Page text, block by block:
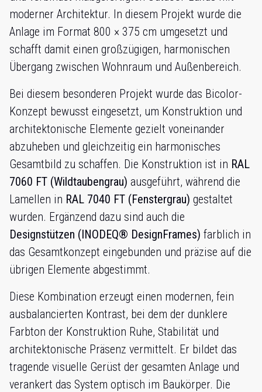
moderner Architektur. In diesem Projekt wurde die
Anlage im Format 800 × 375 cm umgesetzt und
schafft damit einen großzügigen, harmonischen
Übergang zwischen Wohnraum und Außenbereich.
Bei diesem besonderen Projekt wurde das Bicolor-
Konzept bewusst eingesetzt, um Konstruktion und
architektonische Elemente gezielt voneinander
abzuheben und gleichzeitig ein harmonisches
Gesamtbild zu schaffen. Die Konstruktion ist in RAL
7060 FT (Wildtaubengrau) ausgeführt, während die
Lamellen in RAL 7040 FT (Fenstergrau) gestaltet
wurden. Ergänzend dazu sind auch die
Designstützen (INODEQ® DesignFrames) farblich in
das Gesamtkonzept eingebunden und präzise auf die
übrigen Elemente abgestimmt.
Diese Kombination erzeugt einen modernen, fein
ausbalancierten Kontrast, bei dem der dunklere
Farbton der Konstruktion Ruhe, Stabilität und
architektonische Präsenz vermittelt. Er bildet das
tragende visuelle Gerüst der gesamten Anlage und
verankert das System optisch im Baukörper. Die